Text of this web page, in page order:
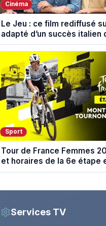
Cinéma
Le Jeu : ce film rediffusé
adapté d’un succès italien
phénomène mondial
Sport
Tour de France Femmes
et horaires de la 6e étape
Montbrison et Tournon-
Services TV